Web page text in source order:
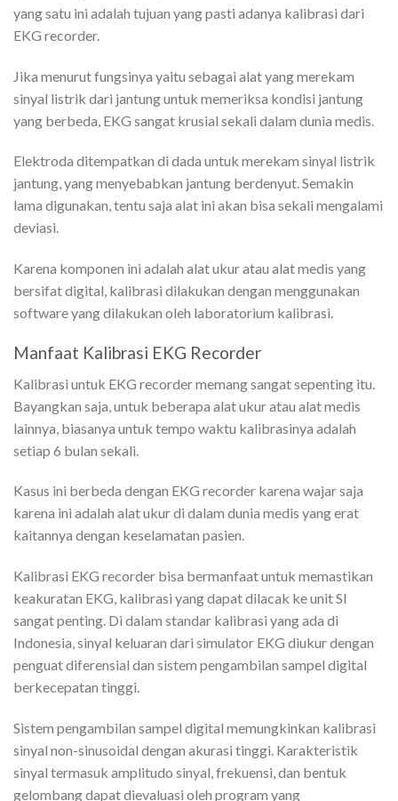
yang satu ini adalah tujuan yang pasti adanya kalibrasi dari
EKG recorder.
Jika menurut fungsinya yaitu sebagai alat yang merekam
sinyal listrik dari jantung untuk memeriksa kondisi jantung
yang berbeda, EKG sangat krusial sekali dalam dunia medis.
Elektroda ditempatkan di dada untuk merekam sinyal listrik
jantung, yang menyebabkan jantung berdenyut. Semakin
lama digunakan, tentu saja alat ini akan bisa sekali mengalami
deviasi.
Karena komponen ini adalah alat ukur atau alat medis yang
bersifat digital, kalibrasi dilakukan dengan menggunakan
software yang dilakukan oleh laboratorium kalibrasi.
Manfaat Kalibrasi EKG Recorder
Kalibrasi untuk EKG recorder memang sangat sepenting itu.
Bayangkan saja, untuk beberapa alat ukur atau alat medis
lainnya, biasanya untuk tempo waktu kalibrasinya adalah
setiap 6 bulan sekali.
Kasus ini berbeda dengan EKG recorder karena wajar saja
karena ini adalah alat ukur di dalam dunia medis yang erat
kaitannya dengan keselamatan pasien.
Kalibrasi EKG recorder bisa bermanfaat untuk memastikan
keakuratan EKG, kalibrasi yang dapat dilacak ke unit SI
sangat penting. Di dalam standar kalibrasi yang ada di
Indonesia, sinyal keluaran dari simulator EKG diukur dengan
penguat diferensial dan sistem pengambilan sampel digital
berkecepatan tinggi.
Sistem pengambilan sampel digital memungkinkan kalibrasi
sinyal non-sinusoidal dengan akurasi tinggi. Karakteristik
sinyal termasuk amplitudo sinyal, frekuensi, dan bentuk
gelombang dapat dievaluasi oleh program yang